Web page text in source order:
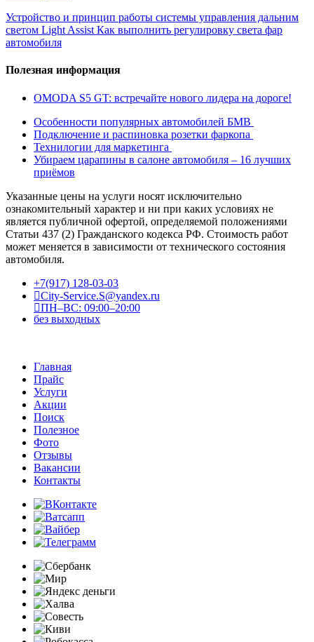
Устройство и принцип работы системы управления дальним
светом Light Assist Как выполнить регулировку света фар
автомобиля
Полезная информация
OMODA S5 GT: встречайте нового лидера на дороге!
Особенности популярных автомобилей БМВ
Подключение и распиновка розетки фаркопа
Технилогии для маркетинга
Убираем царапины в салоне автомобиля – 16 лучших
приёмов
Указанные цены на услуги носят исключительно
ознакомительный характер и ни при каких условиях не
является публичной офертой, определяемой положениями
Статьи 437 (2) Гражданского кодекса РФ. Стоимость работ
может меняется в зависимости от технического состояния
автомобиля.
+7(917) 128-03-03
City-Service.S@yandex.ru
ПН–ВС: 09:00–20:00
без выходных
Главная
Прайс
Услуги
Акции
Поиск
Полезное
Фото
Отзывы
Вакансии
Контакты